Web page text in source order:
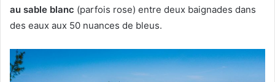
au sable blanc (parfois rose) entre deux baignades dans
des eaux aux 50 nuances de bleus.